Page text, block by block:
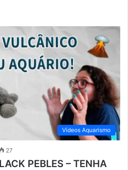
Vídeos Aquarismo
27
PEBLES – TENHA